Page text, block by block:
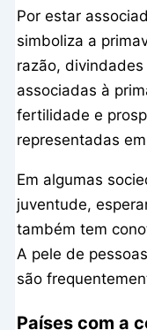
Por estar
simboliza a
razão,
associadas à
fertilidade e
representadas
Em algumas
juventude,
também tem
A pele de
são
Países com a